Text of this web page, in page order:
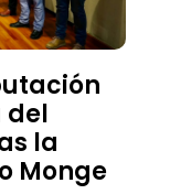
del
la
Monge